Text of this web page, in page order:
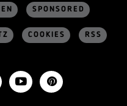
SPONSORED
COOKIES RSS